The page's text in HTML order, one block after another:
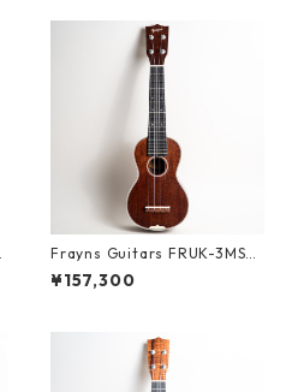
Frayns Guitars FRUK-3MS
ソプラノウクレレ #2500094
¥157,300